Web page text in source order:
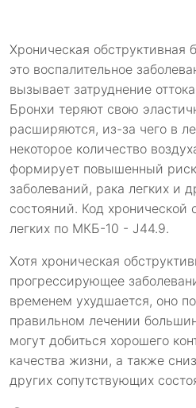
Хроническая обструктивная
это воспалительное
вызывает затруднение
Бронхи теряют свою
расширяются, из-за чего в
некоторое количество
формирует повышенный
заболеваний, рака легких и
состояний. Код хронической
легких по МКБ-10 - J44.9.
Хотя хроническая
прогрессирующее
временем ухудшается, оно
правильном лечении
могут добиться хорошего
качества жизни, а также
других сопутствующих